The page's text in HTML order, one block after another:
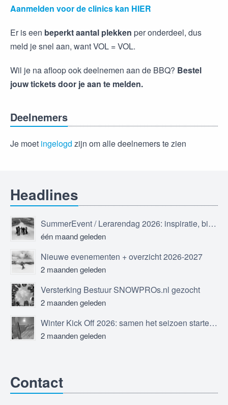
Aanmelden voor de clinics kan HIER
Er is een beperkt aantal plekken per onderdeel, dus
meld je snel aan, want VOL = VOL.
Wil je na afloop ook deelnemen aan de BBQ? Bestel
jouw tickets door je aan te melden.
Deelnemers
Je moet ingelogd zijn om alle deelnemers te zien
Headlines
SummerEvent / Lerarendag 2026: inspiratie, bijscholing en ontmoeting
één maand geleden
Nieuwe evenementen + overzicht 2026-2027
2 maanden geleden
Versterking Bestuur SNOWPROs.nl gezocht
2 maanden geleden
Winter Kick Off 2026: samen het seizoen starten in Sölden
2 maanden geleden
Contact